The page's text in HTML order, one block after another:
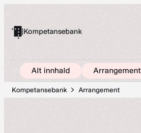
innhold
|Kompetansebank
Alt innhald Arrangement
Kompetansebank Arrangement